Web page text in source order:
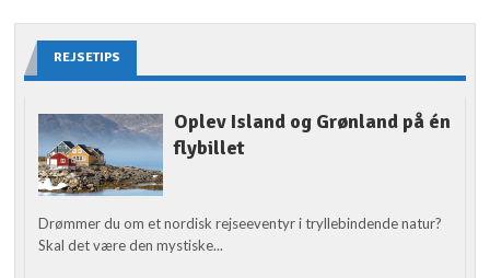
REJSETIPS
Oplev Island og Grønland på én
flybillet
Drømmer du om et nordisk rejseeventyr i tryllebindende natur?
Skal det være den mystiske...